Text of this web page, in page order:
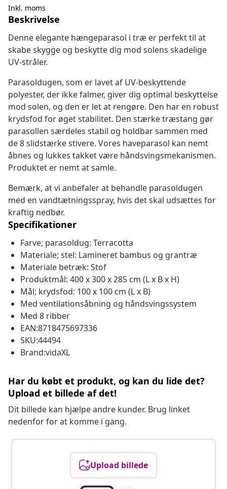
Inkl. moms
Beskrivelse
Denne elegante hængeparasol i træ er perfekt til at
skabe skygge og beskytte dig mod solens skadelige
UV-stråler.
Parasoldugen, som er lavet af UV-beskyttende
polyester, der ikke falmer, giver dig optimal beskyttelse
mod solen, og den er let at rengøre. Den har en robust
krydsfod for øget stabilitet. Den stærke træstang gør
parasollen særdeles stabil og holdbar sammen med
de 8 slidstærke stivere. Vores haveparasol kan nemt
åbnes og lukkes takket være håndsvingsmekanismen.
Produktet er nemt at samle.
Bemærk, at vi anbefaler at behandle parasoldugen
med en vandtætningsspray, hvis det skal udsættes for
kraftig nedbør.
Specifikationer
Farve; parasoldug: Terracotta
Materiale; stel: Lamineret bambus og grantræ
Materiale betræk: Stof
Produktmål: 400 x 300 x 285 cm (L x B x H)
Mål; krydsfod: 100 x 100 cm (L x B)
Med ventilationsåbning og håndsvingssystem
Med 8 ribber
EAN:8718475697336
SKU:44494
Brand:vidaXL
Har du købt et produkt, og kan du lide det?
Upload et billede af det!
Dit billede kan hjælpe andre kunder. Brug linket
nedenfor for at komme i gang.
Upload billede